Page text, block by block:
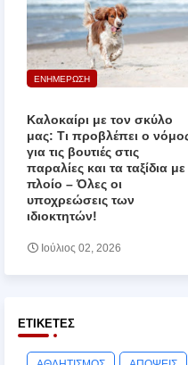
ΕΝΗΜΕΡΩΣΗ
Καλοκαίρι με τον σκύλο
μας: Τι προβλέπει ο
για τις βουτιές στις
παραλίες και τα ταξίδια με
πλοίο – Όλες οι
υποχρεώσεις των
ιδιοκτητών!
Ιούλιος 02, 2026
ΕΤΙΚΈΤΕΣ